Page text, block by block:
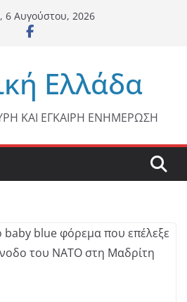
6 Αυγούστου, 2026
Ελλάδα
ΚΑΙ ΕΓΚΑΙΡΗ ΕΝΗΜΕΡΩΣΗ